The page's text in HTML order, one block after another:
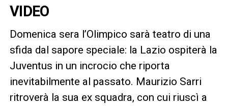
VIDEO
Domenica sera l’Olimpico sarà teatro di una
sfida dal sapore speciale: la Lazio ospiterà la
Juventus in un incrocio che riporta
inevitabilmente al passato. Maurizio Sarri
ritroverà la sua ex squadra, con cui riuscì a